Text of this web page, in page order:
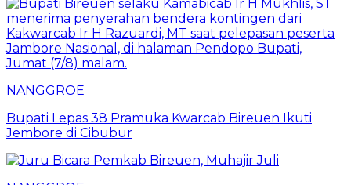
NANGGROE
Bupati Lepas 38 Pramuka Kwarcab Bireuen Ikuti
Jembore di Cibubur